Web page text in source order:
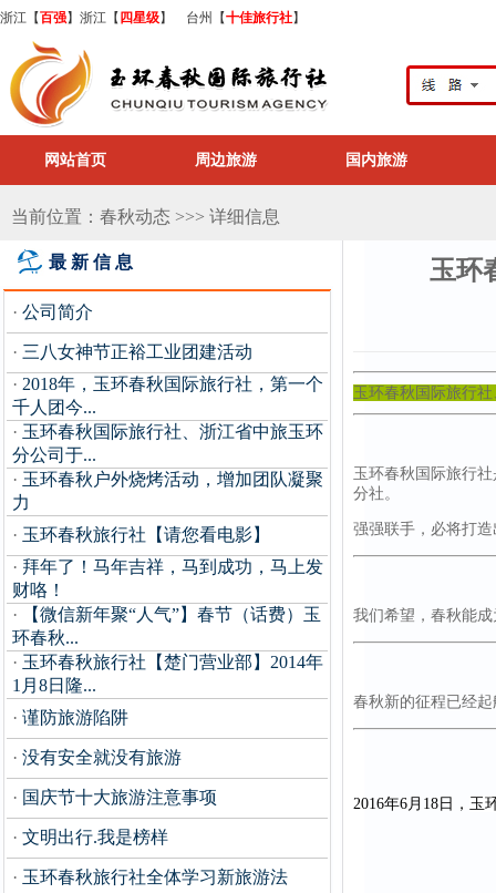
浙江【百强】浙江【 四星级】 台州【十佳旅行社】
网站首页 周边旅游 国内旅游
当前位置：春秋动态 >>> 详细信息
最新信息
· 公司简介
· 三八女神节正裕工业团建活动
· 2018年，玉环春秋国际旅行社，第一个
千人团今...
· 玉环春秋国际旅行社、浙江省中旅玉环
分公司于...
· 玉环春秋户外烧烤活动，增加团队凝聚
力
· 玉环春秋旅行社【请您看电影】
· 拜年了！马年吉祥，马到成功，马上发
财咯！
·
【微信新年聚“人气”】春节（话费）玉
环春秋...
· 玉环春秋旅行社【楚门营业部】2014年
1月8日隆...
· 谨防旅游陷阱
· 没有安全就没有旅游
· 国庆节十大旅游注意事项
· 文明出行.我是榜样
· 玉环春秋旅行社全体学习新旅游法
玉环
玉环春秋国际旅行
玉环春秋国际旅行
分社。
强强联手，必将打
我们希望，春秋能
春秋新的征程已经
2016年6月18日， 玉